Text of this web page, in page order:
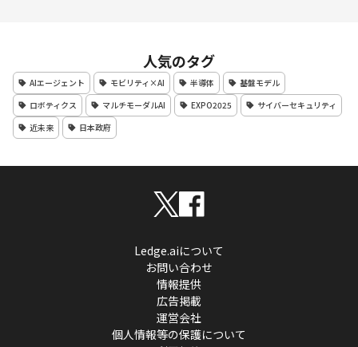
人気のタグ
AIエージェント モビリティ×AI 半導体
基盤モデル
ロボティクス
マルチモーダルAI EXPO2025
サイバーセキュリティ
近未来
日本政府
Ledge.aiについて
お問い合わせ
情報提供
広告掲載
運営会社
個人情報等の保護について